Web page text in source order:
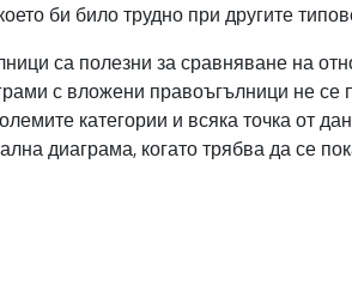
би било трудно при другите
са полезни за сравняване на
с вложени правоъгълници не се
категории и всяка точка от
диаграма, когато трябва да се